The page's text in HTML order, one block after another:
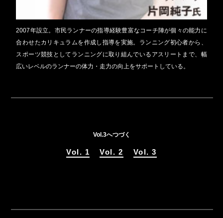
2007年設立。市民ランナーの指導経験豊富なコーチ陣が個々の能力に
合わせたカリキュラムを作成し指導を実施。ランニング初心者から、
スポーツ競技としてランニングに取り組んでいるアスリートまで、幅
広いレベルのランナーの体力・走力の向上をサポートしている。
Vol.3へつづく
Vol. 1 Vol. 2 Vol. 3